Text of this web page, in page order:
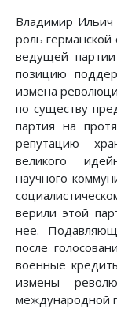
Владимир Ильич
роль
ведущей
позицию
измена
по существу
партия на
репутацию
великого
научного
верили этой
нее.
после
военные
измены
международной